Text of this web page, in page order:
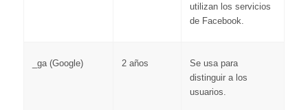
utilizan los servicios
de Facebook.
_ga (Google) 2 años
Se usa para
distinguir a los
usuarios.